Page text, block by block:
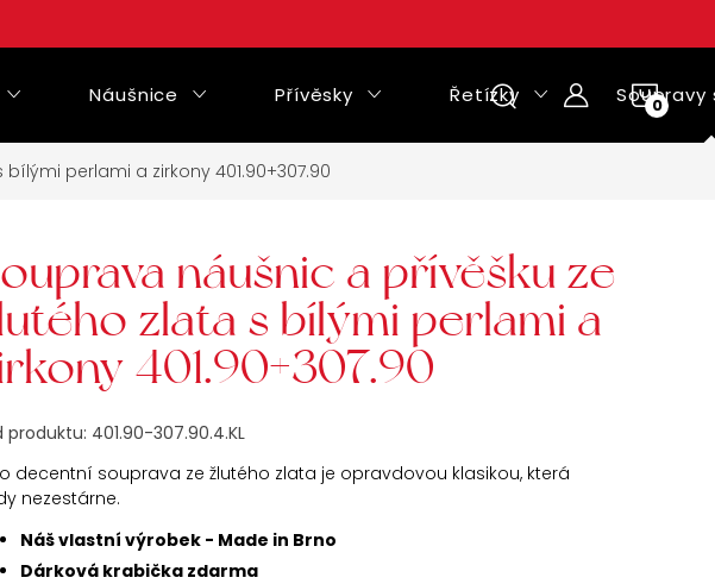
NÁKUPNÍ
Náušnice Přívěsky Řetízky Soupravy
perlami a zirkony 401.90+307.90
náušnic a přívěšku ze
zlata s bílými perlami a
401.90+307.90
produktu: 401.90-307.90.4.KL
decentní souprava ze žlutého zlata je opravdovou klasikou, která
nezestárne.
Náš vlastní výrobek - Made in Brno
Dárková krabička zdarma